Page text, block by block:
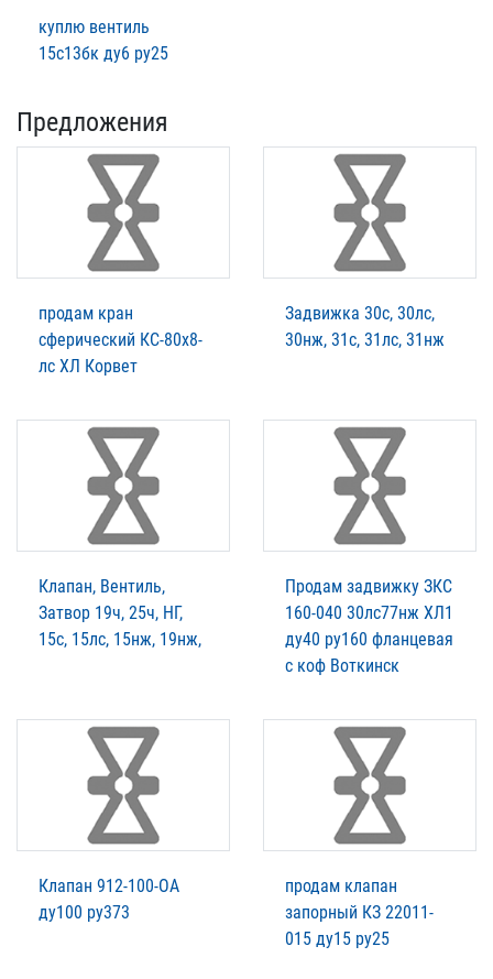
куплю вентиль
15с13бк ду6 ру25
Предложения
продам кран
сферический КС-80х8-
лс ХЛ Корвет
Задвижка 30с, 30лс,
30нж, 31с, 31лс, 31нж
Клапан, Вентиль,
Затвор 19ч, 25ч, НГ,
15с, 15лс, 15нж, 19нж,
Продам задвижку ЗКС
160-040 30лс77нж ХЛ1
ду40 ру160 фланцевая
с коф Воткинск
Клапан 912-100-ОА
ду100 ру373
продам клапан
запорный КЗ 22011-
015 ду15 ру25